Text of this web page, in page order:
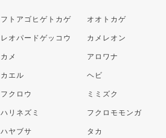
フトアゴヒゲトカゲ オオトカゲ
レオパードゲッコウ カメレオン
カメ アロワナ
カエル ヘビ
フクロウ ミミズク
ハリネズミ フクロモモンガ
ハヤブサ タカ